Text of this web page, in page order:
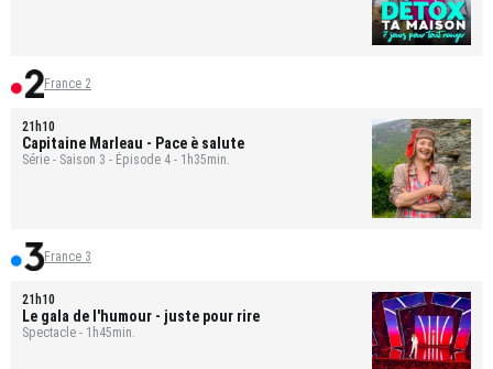
France 2
21h10
Capitaine Marleau - Pace è salute
Série - Saison 3 - Épisode 4 - 1h35min.
France 3
21h10
Le gala de l'humour - juste pour rire
Spectacle - 1h45min.